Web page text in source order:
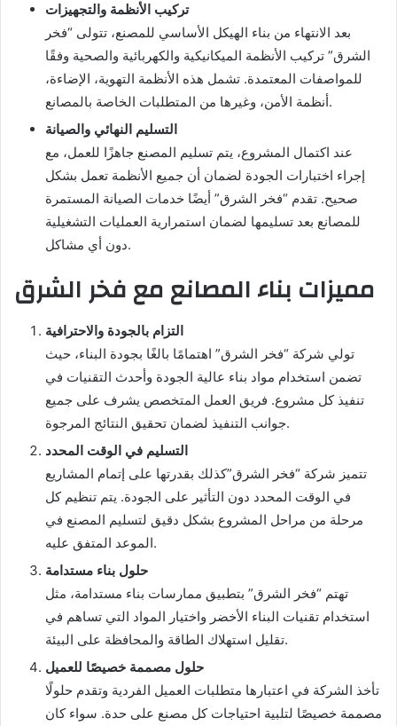
تركيب الأنظمة والتجهيزات
بعد الانتهاء من بناء الهيكل الأساسي للمصنع، تتولى “فخر
الشرق” تركيب الأنظمة الميكانيكية والكهربائية والصحية وفقًا
للمواصفات المعتمدة. تشمل هذه الأنظمة التهوية، الإضاءة،
أنظمة الأمن، وغيرها من المتطلبات الخاصة بالمصانع.
التسليم النهائي والصيانة
عند اكتمال المشروع، يتم تسليم المصنع جاهزًا للعمل، مع
إجراء اختبارات الجودة لضمان أن جميع الأنظمة تعمل بشكل
صحيح. تقدم “فخر الشرق” أيضًا خدمات الصيانة المستمرة
للمصانع بعد تسليمها لضمان استمرارية العمليات التشغيلية
دون أي مشاكل.
مميزات بناء المصانع مع فخر الشرق
التزام بالجودة والاحترافية
تولي شركة “فخر الشرق” اهتمامًا بالغًا بجودة البناء، حيث
تضمن استخدام مواد بناء عالية الجودة وأحدث التقنيات في
تنفيذ كل مشروع. فريق العمل المتخصص يشرف على جميع
جوانب التنفيذ لضمان تحقيق النتائج المرجوة.
التسليم في الوقت المحدد
تتميز شركة “فخر الشرق”كذلك بقدرتها على إتمام المشاريع
في الوقت المحدد دون التأثير على الجودة. يتم تنظيم كل
مرحلة من مراحل المشروع بشكل دقيق لتسليم المصنع في
الموعد المتفق عليه.
حلول بناء مستدامة
تهتم “فخر الشرق” بتطبيق ممارسات بناء مستدامة، مثل
استخدام تقنيات البناء الأخضر واختيار المواد التي تساهم في
تقليل استهلاك الطاقة والمحافظة على البيئة.
حلول مصممة خصيصًا للعميل
تأخذ الشركة في اعتبارها متطلبات العميل الفردية وتقدم حلولًا
مصممة خصيصًا لتلبية احتياجات كل مصنع على حدة. سواء كان